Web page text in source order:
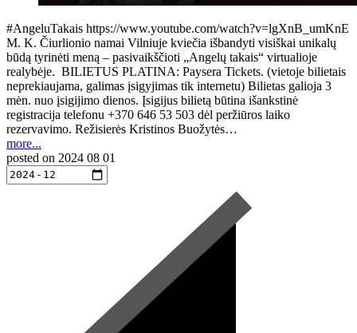
#AngeluTakais https://www.youtube.com/watch?v=lgXnB_umKnE
M. K. Čiurlionio namai Vilniuje kviečia išbandyti visiškai unikalų
būdą tyrinėti meną – pasivaikščioti „Angelų takais“ virtualioje
realybėje. BILIETUS PLATINA: Paysera Tickets. (vietoje bilietais
neprekiaujama, galimas įsigyjimas tik internetu) Bilietas galioja 3
mėn. nuo įsigijimo dienos. Įsigijus bilietą būtina išankstinė
registracija telefonu +370 646 53 503 dėl peržiūros laiko
rezervavimo. Režisierės Kristinos Buožytės…
more...
posted on 2024 08 01